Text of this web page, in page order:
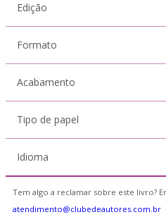
Edição
Formato
Acabamento
Tipo de papel
Idioma
Tem algo a reclamar sobre este livro?
atendimento@clubedeautores.com.br